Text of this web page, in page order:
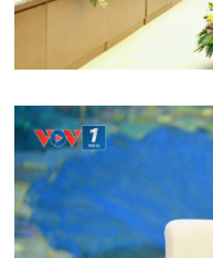
Kinh tế
Tin Kinh tế